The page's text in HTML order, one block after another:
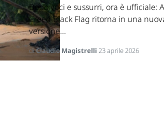
Dopo voci e sussurri, ora è ufficiale:
Creed Black Flag ritorna in una
versione...
diClaudio Magistrelli 23 aprile 2026